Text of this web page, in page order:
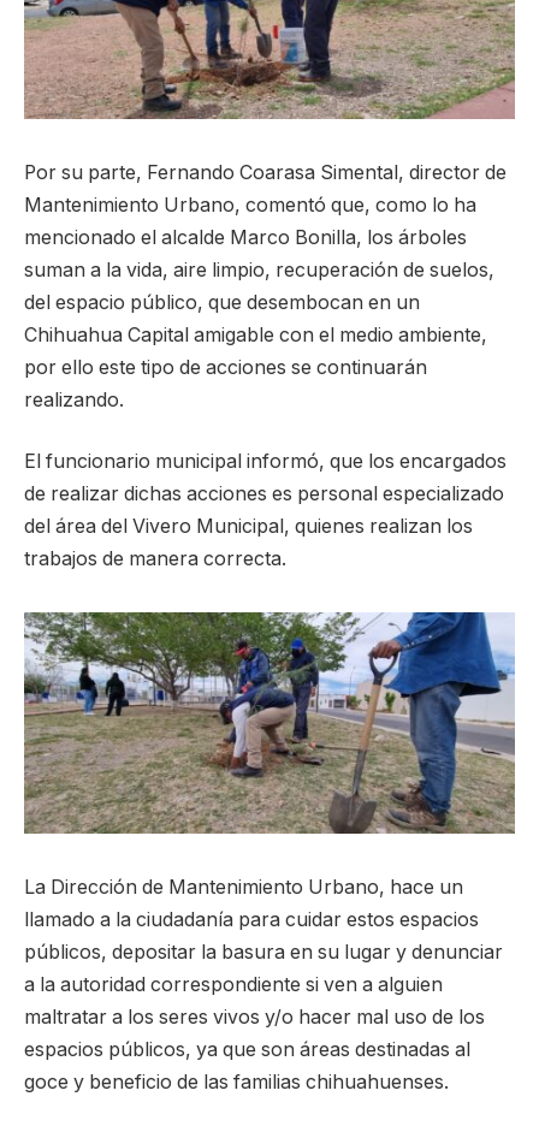
Por su parte, Fernando Coarasa Simental, director de
Mantenimiento Urbano, comentó que, como lo ha
mencionado el alcalde Marco Bonilla, los árboles
suman a la vida, aire limpio, recuperación de suelos,
del espacio público, que desembocan en un
Chihuahua Capital amigable con el medio ambiente,
por ello este tipo de acciones se continuarán
realizando.
El funcionario municipal informó, que los encargados
de realizar dichas acciones es personal especializado
del área del Vivero Municipal, quienes realizan los
trabajos de manera correcta.
La Dirección de Mantenimiento Urbano, hace un
llamado a la ciudadanía para cuidar estos espacios
públicos, depositar la basura en su lugar y denunciar
a la autoridad correspondiente si ven a alguien
maltratar a los seres vivos y/o hacer mal uso de los
espacios públicos, ya que son áreas destinadas al
goce y beneficio de las familias chihuahuenses.